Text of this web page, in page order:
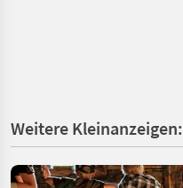
Weitere Kleinanzeigen: